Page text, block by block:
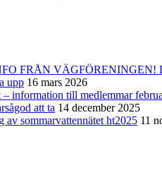
FRÅN VÄGFÖRENINGEN!
upp 16 mars 2026
information till medlemmar
att ta 14 december 2025
av sommarvattennätet ht2025 11